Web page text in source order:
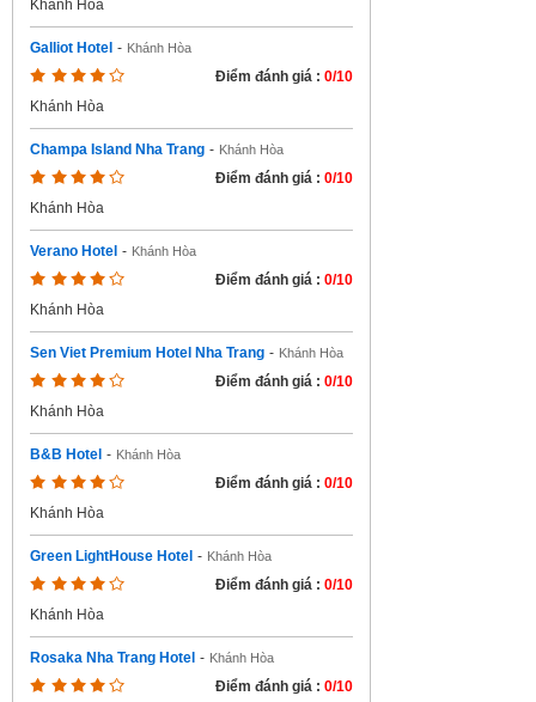
Khánh Hòa
Galliot Hotel - Khánh Hòa
Điểm đánh giá : 0/10
Khánh Hòa
Champa Island Nha Trang - Khánh Hòa
Điểm đánh giá : 0/10
Khánh Hòa
Verano Hotel - Khánh Hòa
Điểm đánh giá : 0/10
Khánh Hòa
Sen Viet Premium Hotel Nha Trang - Khánh Hòa
Điểm đánh giá : 0/10
Khánh Hòa
B&B Hotel - Khánh Hòa
Điểm đánh giá : 0/10
Khánh Hòa
Green LightHouse Hotel - Khánh Hòa
Điểm đánh giá : 0/10
Khánh Hòa
Rosaka Nha Trang Hotel - Khánh Hòa
Điểm đánh giá : 0/10